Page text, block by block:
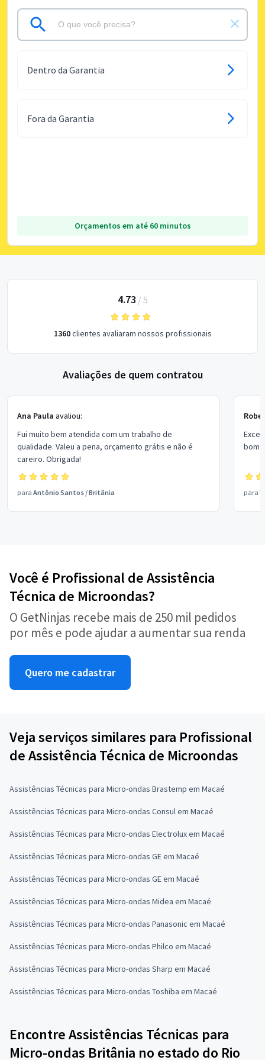
Dentro da Garantia
Fora da Garantia
Orçamentos em até 60 minutos
4.73 / 5
1360clientes avaliaram nossos profissionais
Avaliações de quem contratou
Ana Paula avaliou:
Fui muito bem atendida com um trabalho de
qualidade. Valeu a pena, orçamento grátis e não é
careiro. Obrigada!
para Antônio Santos /Britânia
bom
para
Você é Profissional de Assistência
Técnica de Microondas?
O GetNinjas recebe mais de 250 mil pedidos
por mês e pode ajudar a aumentar sua renda
Quero me cadastrar
Veja serviços similares para Profissional
de Assistência Técnica de Microondas
Assistências Técnicas para Micro-ondas Brastemp em Macaé
Assistências Técnicas para Micro-ondas Consul em Macaé
Assistências Técnicas para Micro-ondas Electrolux em Macaé
Assistências Técnicas para Micro-ondas GE em Macaé
Assistências Técnicas para Micro-ondas GE em Macaé
Assistências Técnicas para Micro-ondas Midea em Macaé
Assistências Técnicas para Micro-ondas Panasonic em Macaé
Assistências Técnicas para Micro-ondas Philco em Macaé
Assistências Técnicas para Micro-ondas Sharp em Macaé
Assistências Técnicas para Micro-ondas Toshiba em Macaé
Encontre Assistências Técnicas para
Micro-ondas Britânia no estado do Rio